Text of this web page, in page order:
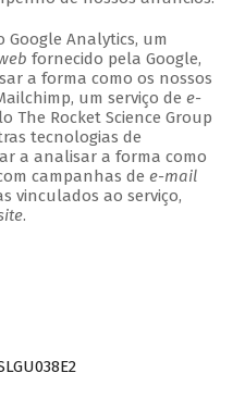
Google Analytics, um
fornecido pela Google,
a forma como os nossos
um serviço de e-
The Rocket Science Group
tecnologias de
a analisar a forma como
campanhas de e-mail
vinculados ao serviço,
.